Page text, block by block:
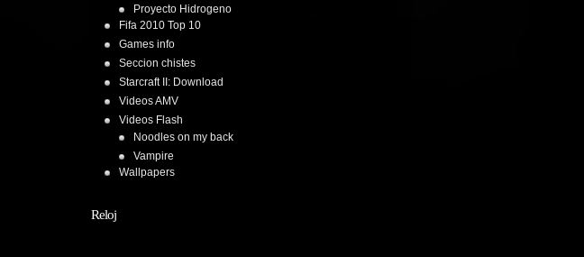
Proyecto Hidrogeno
Fifa 2010 Top 10
Games info
Seccion chistes
Starcraft II: Download
Videos AMV
Videos Flash
Noodles on my back
Vampire
Wallpapers
Reloj